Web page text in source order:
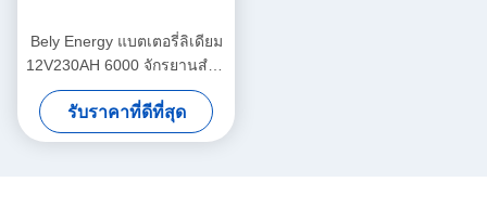
Bely Energy แบตเตอรี่ลิเดียม
12V230AH 6000 จักรยานสําห
รับยานพาหนะไฟฟ้าเรือ
รับราคาที่ดีที่สุด